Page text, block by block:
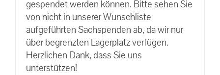
gespendet werden können. Bitte sehen Sie
von nicht in unserer Wunschliste
aufgeführten Sachspenden ab, da wir nur
über begrenzten Lagerplatz verfügen.
Herzlichen Dank, dass Sie uns
unterstützen!